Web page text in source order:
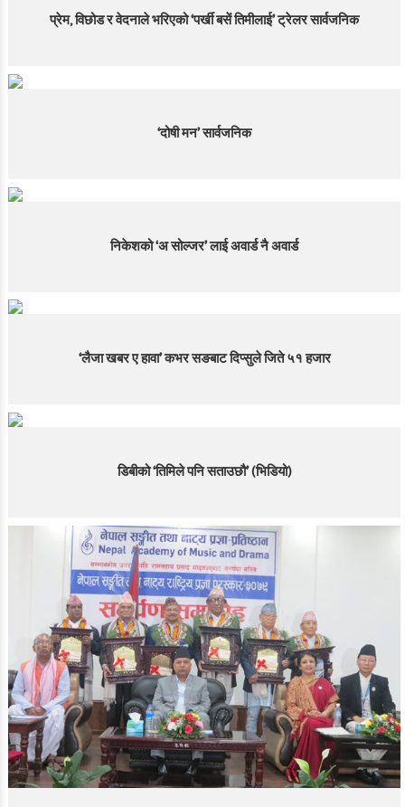
प्रेम, विछोड र वेदनाले भरिएको ‘पर्खी बसें तिमीलाई’ ट्रेलर सार्वजनिक
‘दोषी मन’ सार्वजनिक
निकेशको ‘अ सोल्जर’ लाई अवार्ड नै अवार्ड
‘लैजा खबर ए हावा’ कभर सङबाट दिप्सुले जिते ५१ हजार
डिबीको ‘तिमिले पनि सताउछौ’ (भिडियो)